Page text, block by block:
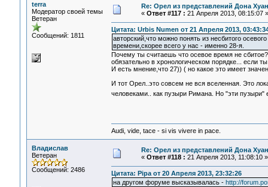
terra
Модератор своей темы
Ветеран
Сообщений: 1811
Re: Орел из представлений Дона
« Ответ #117 : 21 Апреля 2013, 08:15:07 »
Цитата: Urbis Numen от 21 Апреля 2013,
авторский,что можно понять из несбитого осевого
времени,скорее всего у нас - именно 28-я.
Почему ты считаешь что осевое время не
обязательно в хронологическом порядке... если
И есть мнение,что 27)) ( но какое это имеет
И тот Орел..это совсем не вся вселенная. Это
человеками.. как пузыри Римана. Но "эти
Audi, vide, tace - si vis vivere in pace.
Владислав
Ветеран
Сообщений: 2486
Re: Орел из представлений Дона
« Ответ #118 : 21 Апреля 2013, 11:08:10 »
Цитата: Pipa от 20 Апреля 2013, 23:32:26
на другом форуме высказывалась - http://